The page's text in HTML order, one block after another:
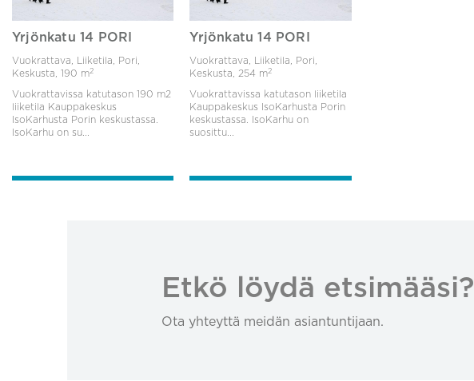
Yrjönkatu 14 PORI
Vuokrattava, Liiketila, Pori,
Keskusta, 190 m2
Vuokrattavissa katutason 190 m2
liiketila Kauppakeskus
IsoKarhusta Porin keskustassa.
IsoKarhu on su...
Yrjönkatu 14 PORI
Vuokrattava, Liiketila, Pori,
Keskusta, 254 m2
Vuokrattavissa katutason liiketila
Kauppakeskus IsoKarhusta Porin
keskustassa. IsoKarhu on
suosittu...
Etkö löydä etsimääsi?
Ota yhteyttä meidän asiantuntijaan.